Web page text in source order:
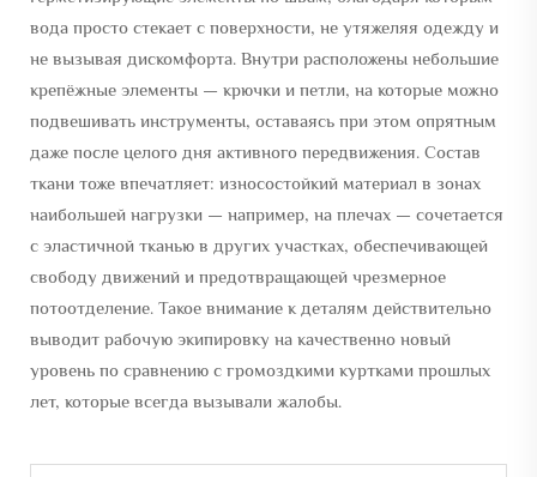
вода просто стекает с поверхности, не утяжеляя одежду и
не вызывая дискомфорта. Внутри расположены небольшие
крепёжные элементы — крючки и петли, на которые можно
подвешивать инструменты, оставаясь при этом опрятным
даже после целого дня активного передвижения. Состав
ткани тоже впечатляет: износостойкий материал в зонах
наибольшей нагрузки — например, на плечах — сочетается
с эластичной тканью в других участках, обеспечивающей
свободу движений и предотвращающей чрезмерное
потоотделение. Такое внимание к деталям действительно
выводит рабочую экипировку на качественно новый
уровень по сравнению с громоздкими куртками прошлых
лет, которые всегда вызывали жалобы.